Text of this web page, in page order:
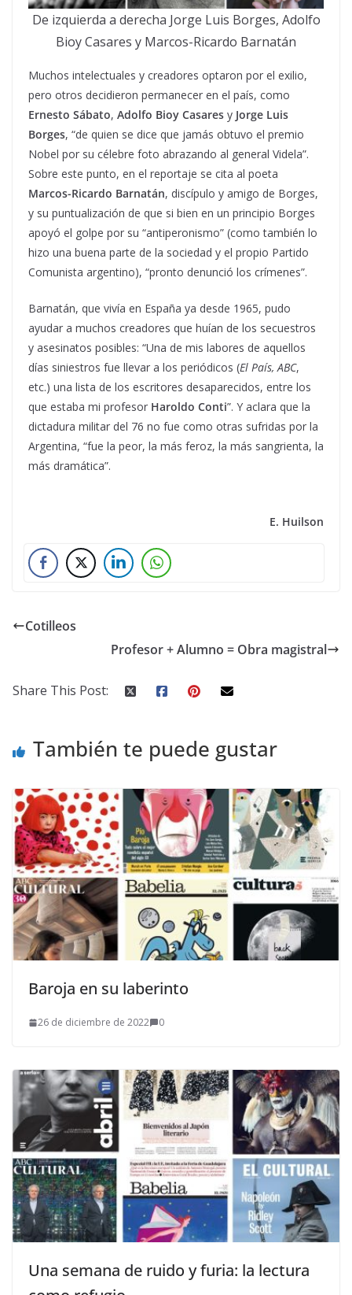
De izquierda a derecha Jorge Luis Borges, Adolfo
Bioy Casares y Marcos-Ricardo Barnatán
Muchos intelectuales y creadores optaron por el exilio,
pero otros decidieron permanecer en el país, como
Ernesto Sábato, Adolfo Bioy Casares y Jorge Luis
Borges, “de quien se dice que jamás obtuvo el premio
Nobel por su célebre foto abrazando al general Videla”.
Sobre este punto, en el reportaje se cita al poeta
Marcos-Ricardo Barnatán, discípulo y amigo de Borges,
y su puntualización de que si bien en un principio Borges
apoyó el golpe por su “antiperonismo” (como también lo
hizo una buena parte de la sociedad y el propio Partido
Comunista argentino), “pronto denunció los crímenes”.
Barnatán, que vivía en España ya desde 1965, pudo
ayudar a muchos creadores que huían de los secuestros
y asesinatos posibles: “Una de mis labores de aquellos
días siniestros fue llevar a los periódicos (El País, ABC,
etc.) una lista de los escritores desaparecidos, entre los
que estaba mi profesor Haroldo Conti”. Y aclara que la
dictadura militar del 76 no fue como otras sufridas por la
Argentina, “fue la peor, la más feroz, la más sangrienta, la
más dramática”.
E. Huilson
Cotilleos
Profesor + Alumno = Obra magistral
Share This Post:
También te puede gustar
Baroja en su laberinto
26 de diciembre de 2022 0
Una semana de ruido y furia: la lectura